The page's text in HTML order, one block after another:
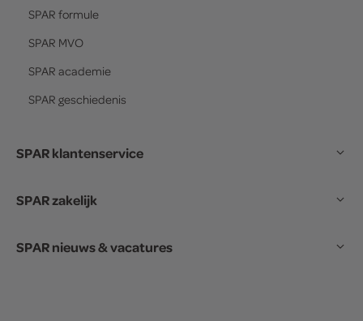
SPAR formule
SPAR MVO
SPAR academie
SPAR geschiedenis
SPAR klantenservice
SPAR zakelijk
SPAR nieuws & vacatures